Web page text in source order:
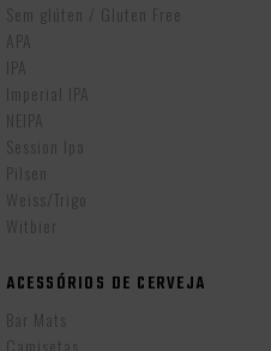
Sem glúten / Gluten Free
APA
IPA
Imperial IPA
NEIPA
Session Ipa
Pilsen
Weiss/Trigo
Witbier
ACESSÓRIOS DE CERVEJA
Bar Mats
Camisetas